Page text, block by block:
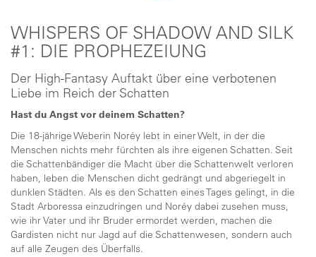
WHISPERS OF SHADOW AND SILK
#1: DIE PROPHEZEIUNG
Der High-Fantasy Auftakt über eine verbotenen
Liebe im Reich der Schatten
Hast du Angst vor deinem Schatten?
Die 18-jährige Weberin Noréy lebt in einer Welt, in der die
Menschen nichts mehr fürchten als ihre eigenen Schatten. Seit
die Schattenbändiger die Macht über die Schattenwelt verloren
haben, leben die Menschen dicht gedrängt und abgeriegelt in
dunklen Städten. Als es den Schatten eines Tages gelingt, in die
Stadt Arboressa einzudringen und Noréy dabei zusehen muss,
wie ihr Vater und ihr Bruder ermordet werden, machen die
Gardisten nicht nur Jagd auf die Schattenwesen, sondern auch
auf alle Zeugen des Überfalls.